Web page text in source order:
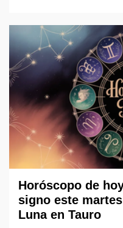
Horóscopo de
signo este
Luna en Tauro